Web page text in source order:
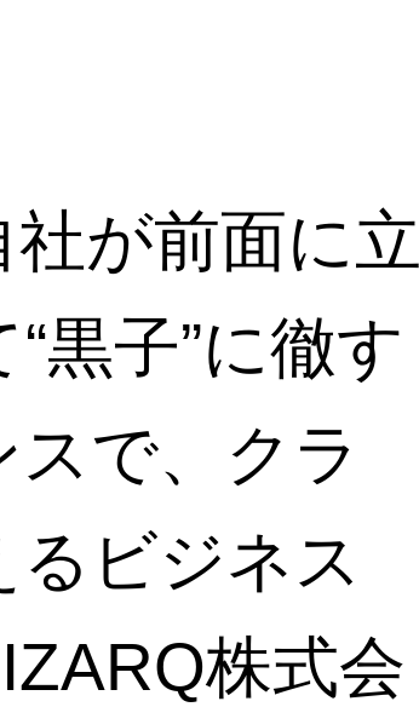
が前面に立
黒子”に徹す
で、クラ
ビジネス
株式会